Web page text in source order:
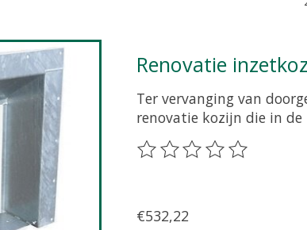
Renovatie
Ter vervanging van
renovatie kozijn die in
De beoordeling van dit
€532,22